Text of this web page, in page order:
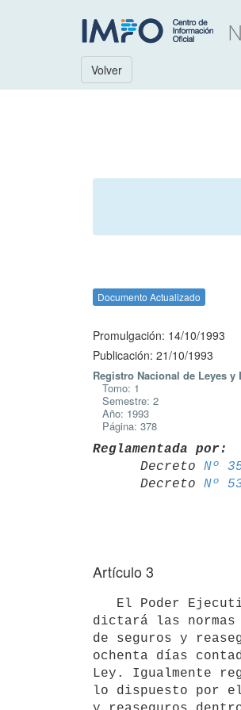
Volver
Documento Actualizado
Promulgación: 14/10/1993
Publicación: 21/10/1993
Registro Nacional de Leyes y
Tomo: 1
Semestre: 2
Año: 1993
Página: 378
Reglamentada por:
Decreto Nº
      Decreto
Nº
Artículo 3
dictará las
de seguros y
ochenta días
Ley. Igualmente
lo dispuesto por